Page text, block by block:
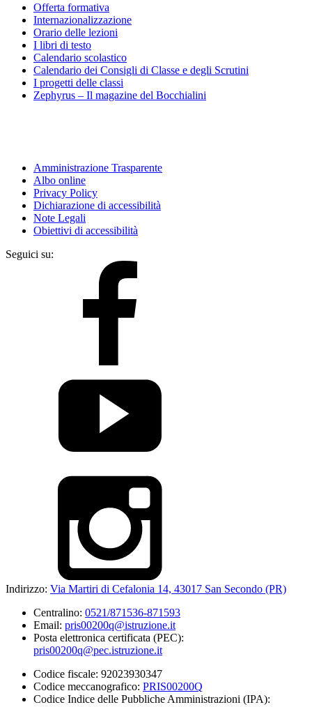
Offerta formativa
Internazionalizzazione
Orario delle lezioni
I libri di testo
Calendario scolastico
Calendario dei Consigli di Classe e degli Scrutini
I progetti delle classi
Zephyrus – Il magazine del Bocchialini
Amministrazione Trasparente
Albo online
Privacy Policy
Dichiarazione di accessibilità
Note Legali
Obiettivi di accessibilità
Seguici su:
Indirizzo: Via Martiri di Cefalonia 14, 43017 San Secondo (PR)
Centralino: 0521/871536-871593
Email: pris00200q@istruzione.it
Posta elettronica certificata (PEC):
pris00200q@pec.istruzione.it
Codice fiscale: 92023930347
Codice meccanografico: PRIS00200Q
Codice Indice delle Pubbliche Amministrazioni (IPA):